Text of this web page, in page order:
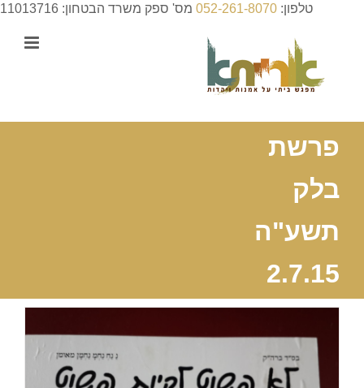
טלפון: 052-261-8070 מס' ספק משרד הבטחון: 11013716
פרשת
בלק
תשע"ה
2.7.15